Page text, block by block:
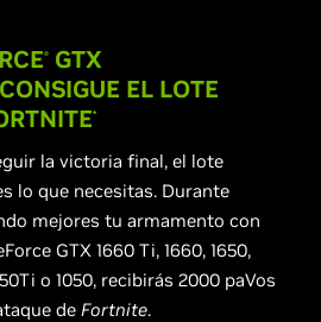
® GTX
EL LOTE
*
la victoria final, el lote
lo que necesitas. Durante
mejores tu armamento con
GTX 1660 Ti, 1660, 1650,
o 1050, recibirás 2000 paVos
de Fortnite.